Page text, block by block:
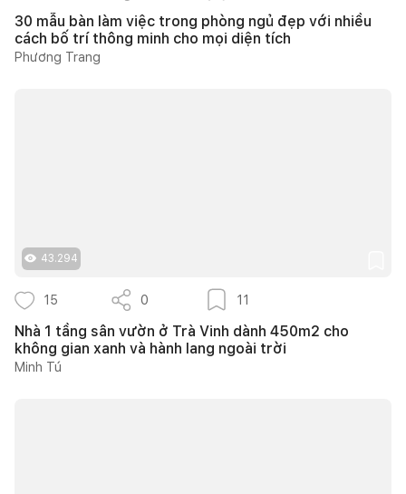
30 mẫu bàn làm việc trong phòng ngủ đẹp với nhiều
cách bố trí thông minh cho mọi diện tích
Phương Trang
43.294
15 0 11
Nhà 1 tầng sân vườn ở Trà Vinh dành 450m2 cho
không gian xanh và hành lang ngoài trời
Minh Tú